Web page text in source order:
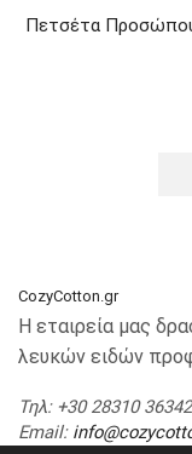
Πετσέτα Προσώπου
CozyCotton.gr
Η εταιρεία μας
λευκών ειδών
Τηλ: +30 28310 36342
Email: